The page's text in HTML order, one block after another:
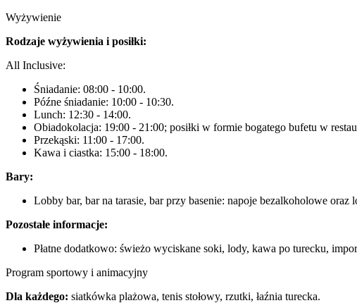
Wyżywienie
Rodzaje wyżywienia i posiłki:
All Inclusive:
Śniadanie: 08:00 - 10:00.
Późne śniadanie: 10:00 - 10:30.
Lunch: 12:30 - 14:00.
Obiadokolacja: 19:00 - 21:00; posiłki w formie bogatego bufetu w
Przekąski: 11:00 - 17:00.
Kawa i ciastka: 15:00 - 18:00.
Bary:
Lobby bar, bar na tarasie, bar przy basenie: napoje bezalkoholowe
Pozostałe informacje:
Płatne dodatkowo: świeżo wyciskane soki, lody, kawa po turecku,
Program sportowy i animacyjny
Dla każdego: siatkówka plażowa, tenis stołowy, rzutki, łaźnia turecka.